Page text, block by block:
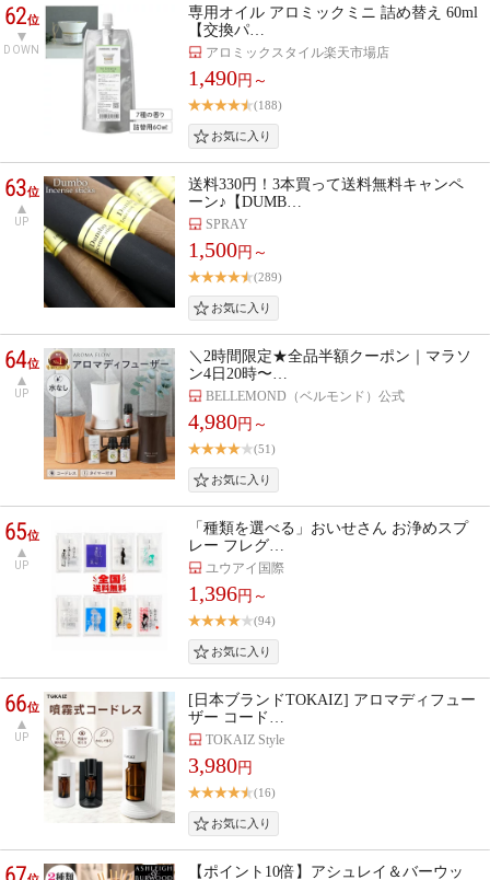
62位
DOWN
専用オイル アロミックミニ 詰め替え 60ml
【交換パ…
アロミックスタイル楽天市場店
1,490円～
(188)
63位
UP
送料330円！3本買って送料無料キャンペ
ーン♪【DUMB…
SPRAY
1,500円～
(289)
64位
UP
＼2時間限定★全品半額クーポン｜マラソ
ン4日20時〜…
BELLEMOND（ベルモンド）公式
4,980円～
(51)
65位
UP
「種類を選べる」おいせさん お浄めスプ
レー フレグ…
ユウアイ国際
1,396円～
(94)
66位
UP
[日本ブランドTOKAIZ] アロマディフュー
ザー コード…
TOKAIZ Style
3,980円
(16)
【ポイント10倍】アシュレイ＆バーウッ